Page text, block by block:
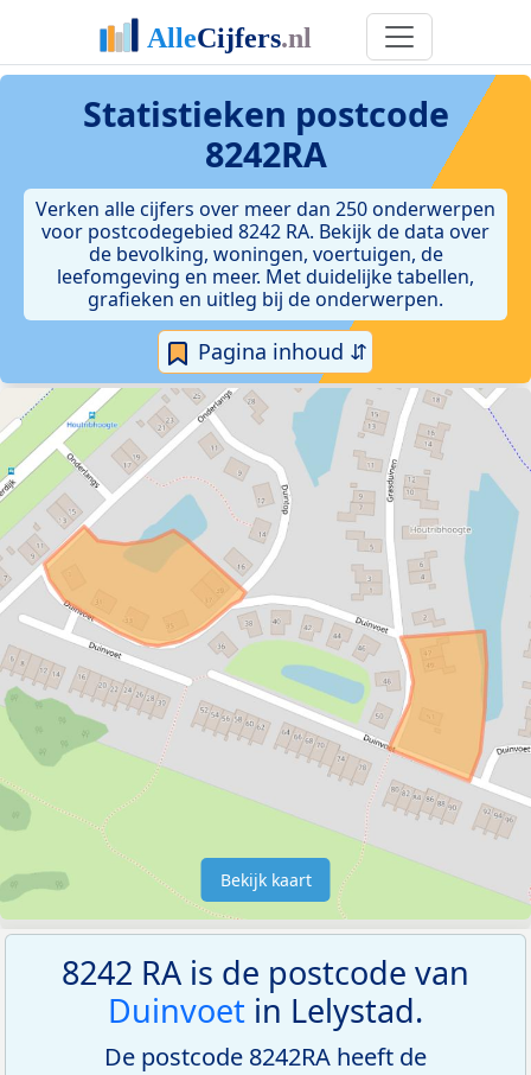
Statistieken postcode
8242RA
Verken alle cijfers over meer dan 250 onderwerpen
voor postcodegebied 8242 RA. Bekijk de data over
de bevolking, woningen, voertuigen, de
leefomgeving en meer. Met duidelijke tabellen,
grafieken en uitleg bij de onderwerpen.
Pagina inhoud ⇵
Bekijk kaart
8242 RA is de postcode van
Duinvoet in Lelystad.
De postcode 8242RA heeft de